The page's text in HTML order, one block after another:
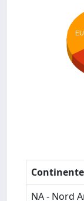
EU
Continente
NA - Nord